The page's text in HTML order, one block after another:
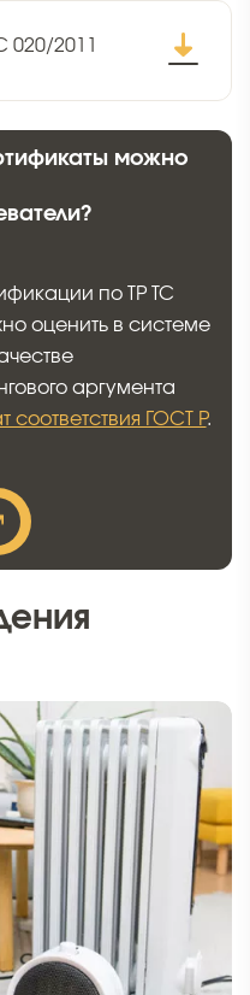
020/2011
можно
по ТР ТС
оценить в системе
аргумента
соответствия ГОСТ Р.